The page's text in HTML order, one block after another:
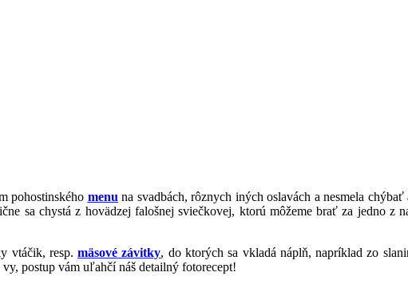
pohostinského menu na svadbách, rôznych iných oslavách a nesmela
sa chystá z hovädzej falošnej sviečkovej, ktorú môžeme brať za jedno z
vtáčik, resp.mäsové závitky, do ktorých sa vkladá náplň, napríklad zo
postup vám uľahčí náš detailný fotorecept!